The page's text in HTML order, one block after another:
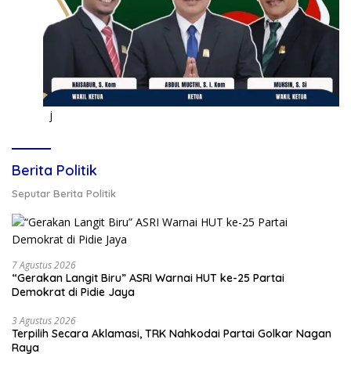
j
Berita Politik
Seputar Berita Politik
7 Agustus 2026
“Gerakan Langit Biru” ASRI Warnai HUT ke-25 Partai
Demokrat di Pidie Jaya
3 Agustus 2026
Terpilih Secara Aklamasi, TRK Nahkodai Partai Golkar Nagan
Raya